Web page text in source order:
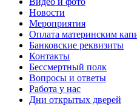
Новости
Мероприятия
Оплата материнским
Банковские реквизиты
Контакты
Бессмертный полк
Вопросы и ответы
Работа у нас
Дни открытых дверей